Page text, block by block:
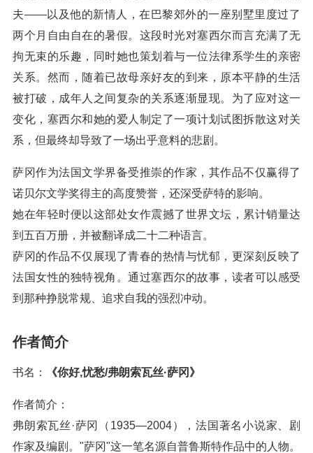
夫——以及他的新情人，在巴黎郊外的一座别墅里度过了
两个月自由自在的暑假。这段时光对塞西尔而言充满了无
拘无束的乐趣，同时她也策划着与一位法律系学生的亲密
关系。然而，随着已故母亲好友的到来，原本平静的生活
被打破，成年人之间复杂的关系逐渐显现。为了应对这一
变化，塞西尔和她的爱人制定了一项计划试图拆散这对关
系，但最终却导致了一场出乎意料的悲剧。
萨冈作为法国文学界备受推崇的作家，其作品不仅赢得了
诺贝尔文学奖得主的高度赞誉，还深受萨特的影响。
她在年轻时便以这部处女作震撼了世界文坛，累计销量达
到五百万册，并被翻译成二十二种语言。
萨冈的作品不仅展现了青春的热情与忧郁，更深刻反映了
法国女性的独特视角。通过塞西尔的故事，读者可以感受
到那种挣脱常规、追求自我的强烈冲动。
作者简介
书名： 《你好,忧愁/弗朗索瓦丝·萨冈》
作者简介：
弗朗索瓦丝·萨冈（1935—2004），法国著名小说家、剧
作家及编剧。"萨冈"这一笔名源自普鲁斯特作品中的人物。